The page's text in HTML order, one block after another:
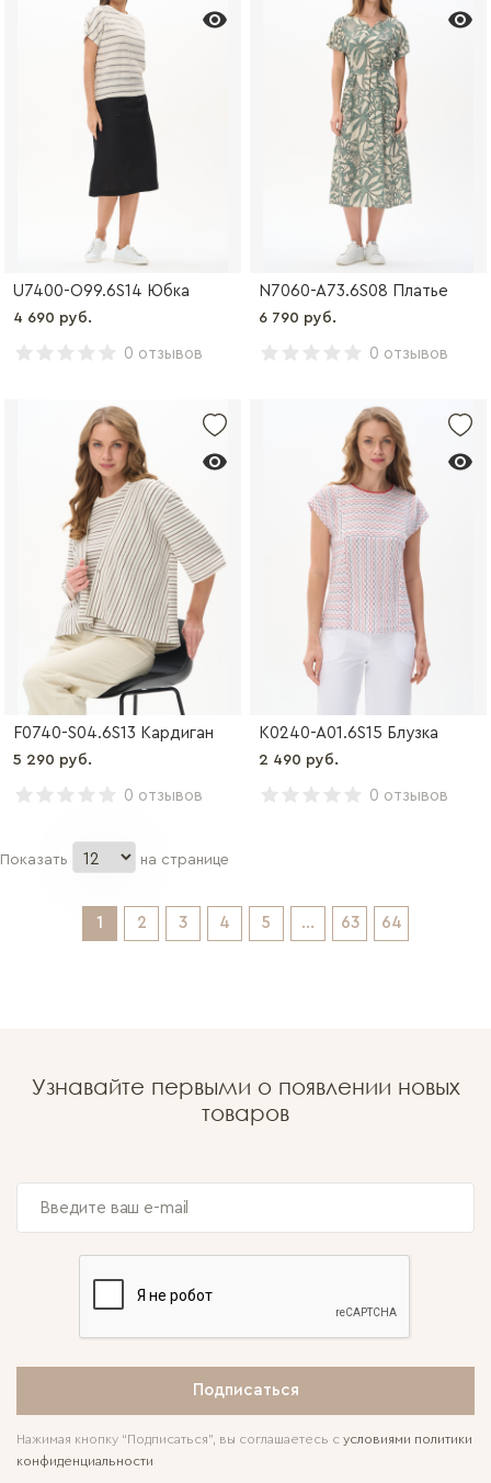
U7400-O99.6S14 Юбка
4 690 руб.
0 отзывов
N7060-A73.6S08 Платье
6 790 руб.
0 отзывов
F0740-S04.6S13 Кардиган
5 290 руб.
0 отзывов
K0240-A01.6S15 Блузка
2 490 руб.
0 отзывов
Показать на странице
1 2 3 4 5 ... 63 64
Узнавайте первыми о появлении новых
товаров
Подписаться
Нажимая кнопку “Подписаться”, вы соглашаетесь с условиями политики
конфиденциальности